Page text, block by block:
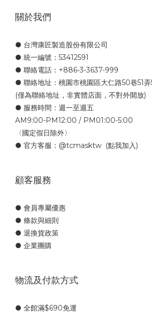
關於我們
● 台灣康匠製造股份有限公司
● 統一編號：53412591
● 聯絡電話：+886-3-3637-999
● 聯絡地址：桃園市桃園區大仁路50巷51弄
(僅為聯絡地址，非實體店面，不對外開放)
● 服務時間：週一至週五
AM9:00-PM12:00 / PM01:00-5:00
〈國定假日除外〉
● 官方客服： @tcmasktw (點我加入)
顧客服務
● 會員專屬優惠
● 條款與細則
● 退換貨政策
● 企業團購
物流及付款方式
● 全館滿$690免運